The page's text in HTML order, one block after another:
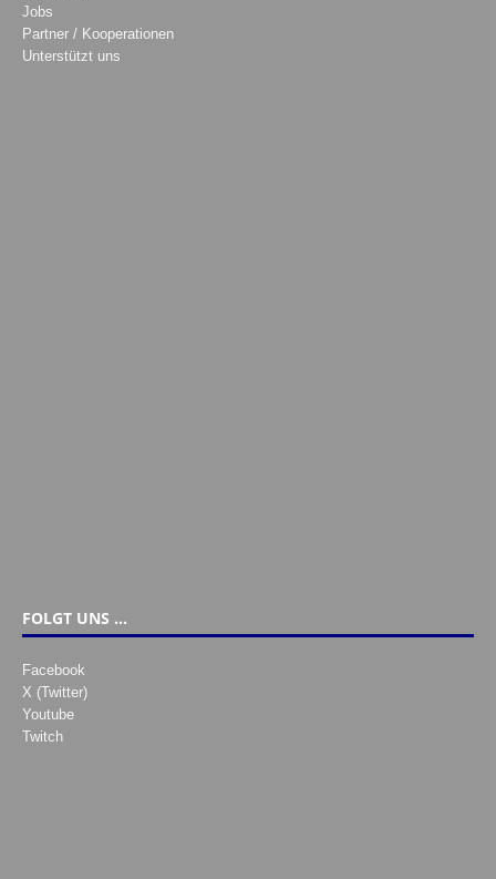
Jobs
Partner / Kooperationen
Unterstützt uns
FOLGT UNS …
Facebook
X (Twitter)
Youtube
Twitch